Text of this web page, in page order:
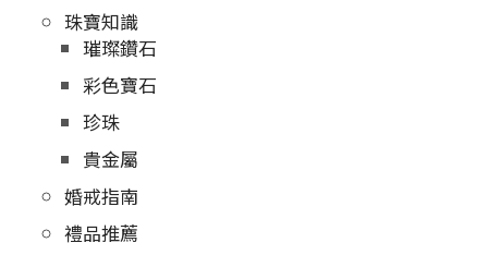
珠寶知識
璀璨鑽石
彩色寶石
珍珠
貴金屬
婚戒指南
禮品推薦